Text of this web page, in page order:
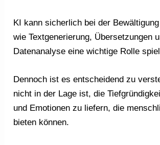
KI kann sicherlich bei der
wie Textgenerierung, Übersetzungen
Datenanalyse eine wichtige Rolle
Dennoch ist es entscheidend zu
nicht in der Lage ist, die
und Emotionen zu liefern, die
bieten können.